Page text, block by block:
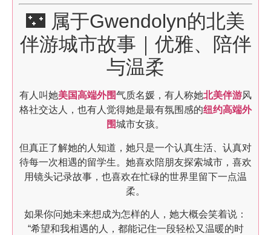
🌃 属于Gwendolyn的北美
伴游城市故事｜优雅、陪伴
与温柔
有人叫她美国高端外围气质名媛，有人称她北美伴游风
格社交达人，也有人觉得她是最有氛围感的纽约高端外
围城市女孩。
但真正了解她的人知道，她只是一个认真生活、认真对
待每一次相遇的留学生。她喜欢陪朋友探索城市，喜欢
用镜头记录故事，也喜欢在忙碌的世界里留下一点温
柔。
如果你问她未来想成为怎样的人，她大概会笑着说：
“希望和我相遇的人，都能记住一段轻松又温暖的时